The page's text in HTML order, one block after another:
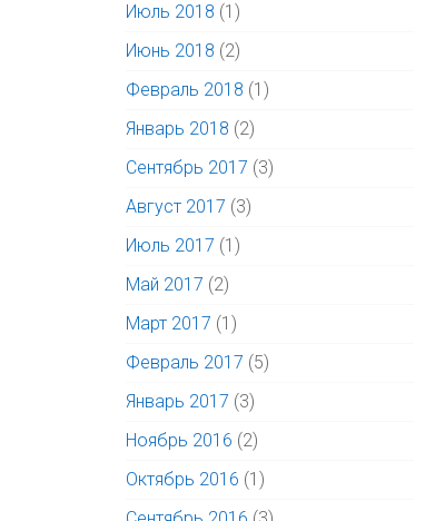
Июль 2018 (1)
Июнь 2018 (2)
Февраль 2018 (1)
Январь 2018 (2)
Сентябрь 2017 (3)
Август 2017 (3)
Июль 2017 (1)
Май 2017 (2)
Март 2017 (1)
Февраль 2017 (5)
Январь 2017 (3)
Ноябрь 2016 (2)
Октябрь 2016 (1)